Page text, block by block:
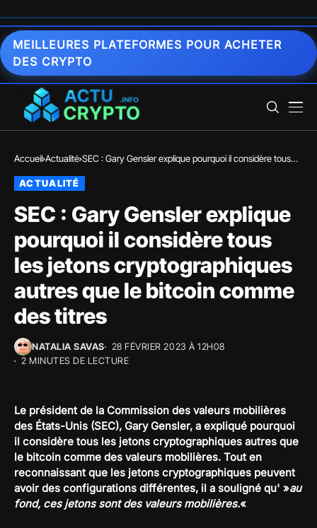
MEILLEURES PLATEFORMES POUR ACHETER
DES CRYPTO
Accueil Actualité SEC : Gary Gensler explique pourquoi il considère tous
ACTUALITÉ
SEC : Gary Gensler explique
pourquoi il considère tous
les jetons cryptographiques
autres que le bitcoin comme
des titres
NATALIA SAVAS
28 FÉVRIER 2023 À 12H08
2 MINUTES DE LECTURE
Le président de la Commission des valeurs mobilières
des États-Unis (SEC), Gary Gensler, a expliqué pourquoi
il considère tous les jetons cryptographiques autres que
le bitcoin comme des valeurs mobilières. Tout en
reconnaissant que les jetons cryptographiques peuvent
avoir des configurations différentes, il a souligné qu' »au
fond, ces jetons sont des valeurs mobilières.«